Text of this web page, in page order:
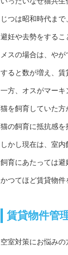
じつは昭和時代まで
避妊や去勢をするこ
メスの場合は、やが
すると数が増え、賃
一方、オスがマーキ
猫を飼育していた
猫の飼育に抵抗感
しかし現在は、室内
飼育にあたっては避
かつてほど賃貸物件
賃貸物件管
空室対策にお悩みの